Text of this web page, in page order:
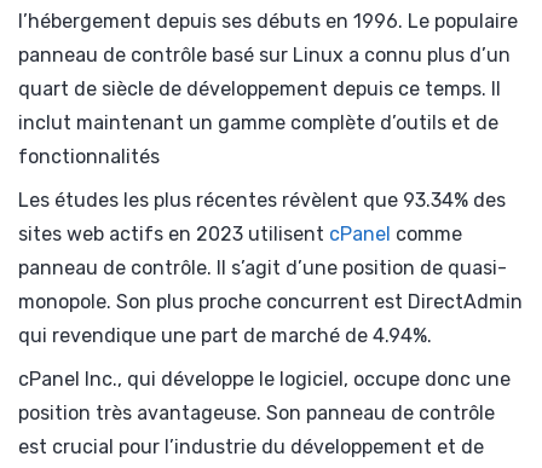
l’hébergement depuis ses débuts en 1996. Le populaire
panneau de contrôle basé sur Linux a connu plus d’un
quart de siècle de développement depuis ce temps. Il
inclut maintenant un gamme complète d’outils et de
fonctionnalités
Les études les plus récentes révèlent que 93.34% des
sites web actifs en 2023 utilisent cPanel comme
panneau de contrôle. Il s’agit d’une position de quasi-
monopole. Son plus proche concurrent est DirectAdmin
qui revendique une part de marché de 4.94%.
cPanel Inc., qui développe le logiciel, occupe donc une
position très avantageuse. Son panneau de contrôle
est crucial pour l’industrie du développement et de